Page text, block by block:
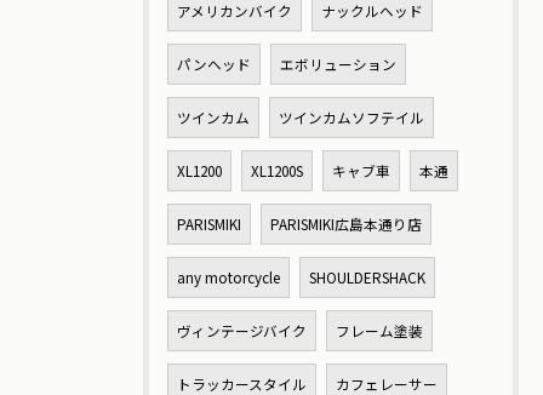
アメリカンバイク ナックルヘッド
パンヘッド エボリューション
ツインカム ツインカムソフテイル
XL1200 XL1200S キャブ車 本通
PARISMIKI PARISMIKI広島本通り店
any motorcycle SHOULDERSHACK
ヴィンテージバイク フレーム塗装
トラッカースタイル カフェレーサー